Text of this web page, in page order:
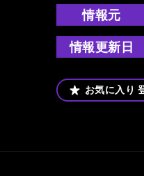
情報元
情報更新日
お気に入り